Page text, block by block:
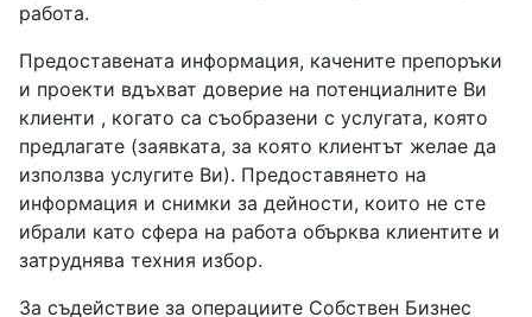
работа.
Предоставената информация, качените препоръки
и проекти вдъхват доверие на потенциалните Ви
клиенти , когато са съобразени с услугата, която
предлагате (заявката, за която клиентът желае да
използва услугите Ви). Предоставянето на
информация и снимки за дейности, които не сте
ибрали като сфера на работа обърква клиентите и
затруднява техния избор.
За съдействие за операциите Собствен Бизнес